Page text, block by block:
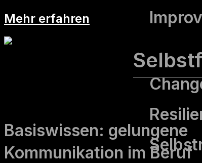
Mehr erfahren
Basiswissen: gelungene
Kommunikation im Beruf